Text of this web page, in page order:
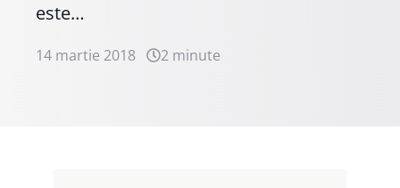
este…
14 martie 2018 2 minute